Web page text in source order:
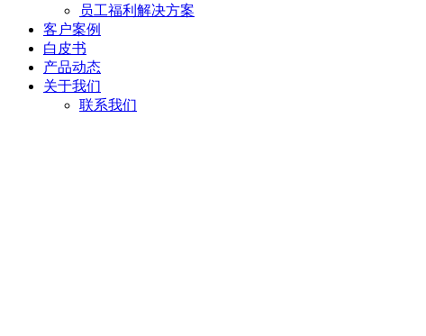
员工福利解决方案
客户案例
白皮书
产品动态
关于我们
联系我们